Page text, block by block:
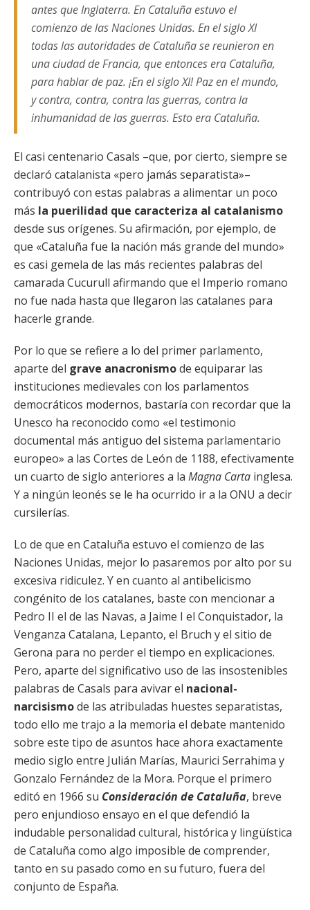
antes que Inglaterra. En Cataluña estuvo el
comienzo de las Naciones Unidas. En el siglo XI
todas las autoridades de Cataluña se reunieron en
una ciudad de Francia, que entonces era Cataluña,
para hablar de paz. ¡En el siglo XI! Paz en el mundo,
y contra, contra, contra las guerras, contra la
inhumanidad de las guerras. Esto era Cataluña.
El casi centenario Casals –que, por cierto, siempre se
declaró catalanista «pero jamás separatista»–
contribuyó con estas palabras a alimentar un poco
más la puerilidad que caracteriza al catalanismo
desde sus orígenes. Su afirmación, por ejemplo, de
que «Cataluña fue la nación más grande del mundo»
es casi gemela de las más recientes palabras del
camarada Cucurull afirmando que el Imperio romano
no fue nada hasta que llegaron las catalanes para
hacerle grande.
Por lo que se refiere a lo del primer parlamento,
aparte del grave anacronismode equiparar las
instituciones medievales con los parlamentos
democráticos modernos, bastaría con recordar que la
Unesco ha reconocido como «el testimonio
documental más antiguo del sistema parlamentario
europeo» a las Cortes de León de 1188, efectivamente
un cuarto de siglo anteriores a la Magna Carta inglesa.
Y a ningún leonés se le ha ocurrido ir a la ONU a decir
cursilerías.
Lo de que en Cataluña estuvo el comienzo de las
Naciones Unidas, mejor lo pasaremos por alto por su
excesiva ridiculez. Y en cuanto al antibelicismo
congénito de los catalanes, baste con mencionar a
Pedro II el de las Navas, a Jaime I el Conquistador, la
Venganza Catalana, Lepanto, el Bruch y el sitio de
Gerona para no perder el tiempo en explicaciones.
Pero, aparte del significativo uso de las insostenibles
palabras de Casals para avivar el nacional-
narcisismode las atribuladas huestes separatistas,
todo ello me trajo a la memoria el debate mantenido
sobre este tipo de asuntos hace ahora exactamente
medio siglo entre Julián Marías, Maurici Serrahima y
Gonzalo Fernández de la Mora. Porque el primero
editó en 1966 su Consideración de Cataluña, breve
pero enjundioso ensayo en el que defendió la
indudable personalidad cultural, histórica y lingüística
de Cataluña como algo imposible de comprender,
tanto en su pasado como en su futuro, fuera del
conjunto de España.